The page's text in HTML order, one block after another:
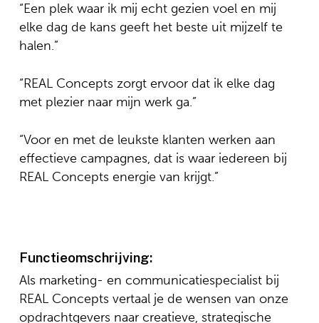
“Een plek waar ik mij echt gezien voel en mij
elke dag de kans geeft het beste uit mijzelf te
halen.”
“REAL Concepts zorgt ervoor dat ik elke dag
met plezier naar mijn werk ga.”
“Voor en met de leukste klanten werken aan
effectieve campagnes, dat is waar iedereen bij
REAL Concepts energie van krijgt.”
Functieomschrijving:
Als marketing- en communicatiespecialist bij
REAL Concepts vertaal je de wensen van onze
opdrachtgevers naar creatieve, strategische